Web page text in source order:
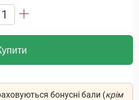
1
бонусні бали (крім